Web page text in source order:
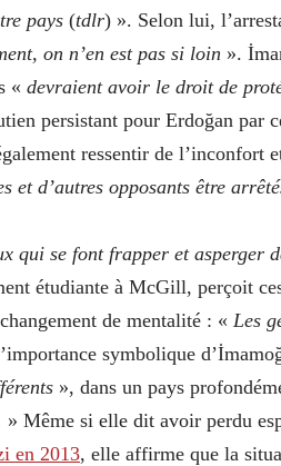
pays (tdlr) ». Selon lui,
on n’en est pas si loin ».
« devraient avoir le droit de
persistant pour Erdoğan par
ressentir de l’inconfort
et d’autres opposants être
qui se font frapper et asperger
étudiante à McGill, perçoit
de mentalité : « Les
symbolique
», dans un pays
» Même si elle dit avoir perdu
en 2013, elle affirme que la